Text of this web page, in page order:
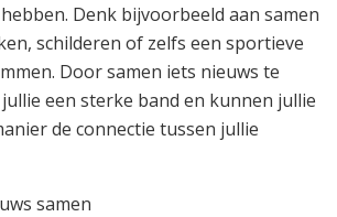
Denk bijvoorbeeld aan samen
schilderen of zelfs een sportieve
Door samen iets nieuws te
een sterke band en kunnen jullie
de connectie tussen jullie
samen